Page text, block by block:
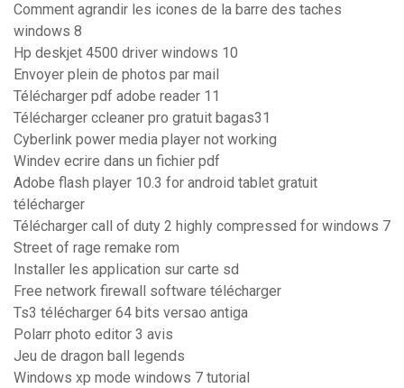
Comment agrandir les icones de la barre des taches
windows 8
Hp deskjet 4500 driver windows 10
Envoyer plein de photos par mail
Télécharger pdf adobe reader 11
Télécharger ccleaner pro gratuit bagas31
Cyberlink power media player not working
Windev ecrire dans un fichier pdf
Adobe flash player 10.3 for android tablet gratuit
télécharger
Télécharger call of duty 2 highly compressed for windows 7
Street of rage remake rom
Installer les application sur carte sd
Free network firewall software télécharger
Ts3 télécharger 64 bits versao antiga
Polarr photo editor 3 avis
Jeu de dragon ball legends
Windows xp mode windows 7 tutorial